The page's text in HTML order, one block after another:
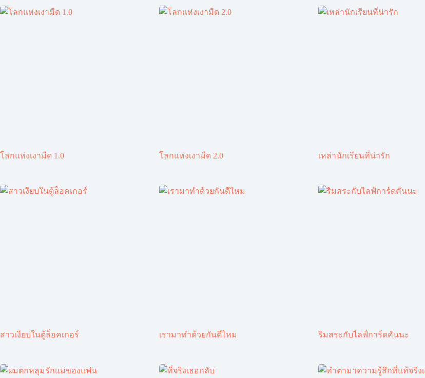
โลกแห่งเงามืด 1.0 โลกแห่งเงามืด 2.0 เหล่านักเรียนที่น่ารัก
สาวเงียบในตู้ล็อคเกอร์ เรามาทำด้วยกันดีไหม ริมสระกับไลฟ์การ์ดคันนะ